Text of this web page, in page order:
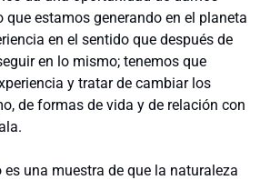
estamos generando en el planeta
en el sentido que después de
en lo mismo; tenemos que
y tratar de cambiar los
de formas de vida y de relación con
es una muestra de que la naturaleza